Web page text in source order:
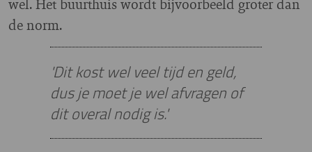
de norm.
'Dit kost wel veel tijd en geld,
dus je moet je wel afvragen of
dit overal nodig is.'